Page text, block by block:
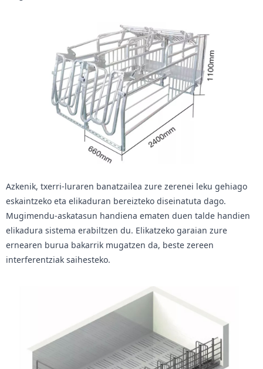
Azkenik, txerri-luraren banatzailea zure zerenei leku gehiago
eskaintzeko eta elikaduran bereizteko diseinatuta dago.
Mugimendu-askatasun handiena ematen duen talde handien
elikadura sistema erabiltzen du. Elikatzeko garaian zure
ernearen burua bakarrik mugatzen da, beste zereen
interferentziak saihesteko.